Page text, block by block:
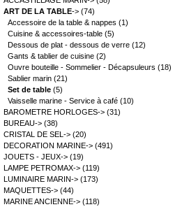
ART DE LA TABLE-> (74)
Accessoire de la table & nappes (1)
Cuisine & accessoires-table (5)
Dessous de plat - dessous de verre (12)
Gants & tablier de cuisine (2)
Ouvre bouteille - Sommelier - Décapsuleurs (18)
Sablier marin (21)
Set de table (5)
Vaisselle marine - Service à café (10)
BAROMETRE HORLOGES-> (31)
BUREAU-> (38)
CRISTAL DE SEL-> (20)
DECORATION MARINE-> (491)
JOUETS - JEUX-> (19)
LAMPE PETROMAX-> (119)
LUMINAIRE MARIN-> (173)
MAQUETTES-> (44)
MARINE ANCIENNE-> (118)